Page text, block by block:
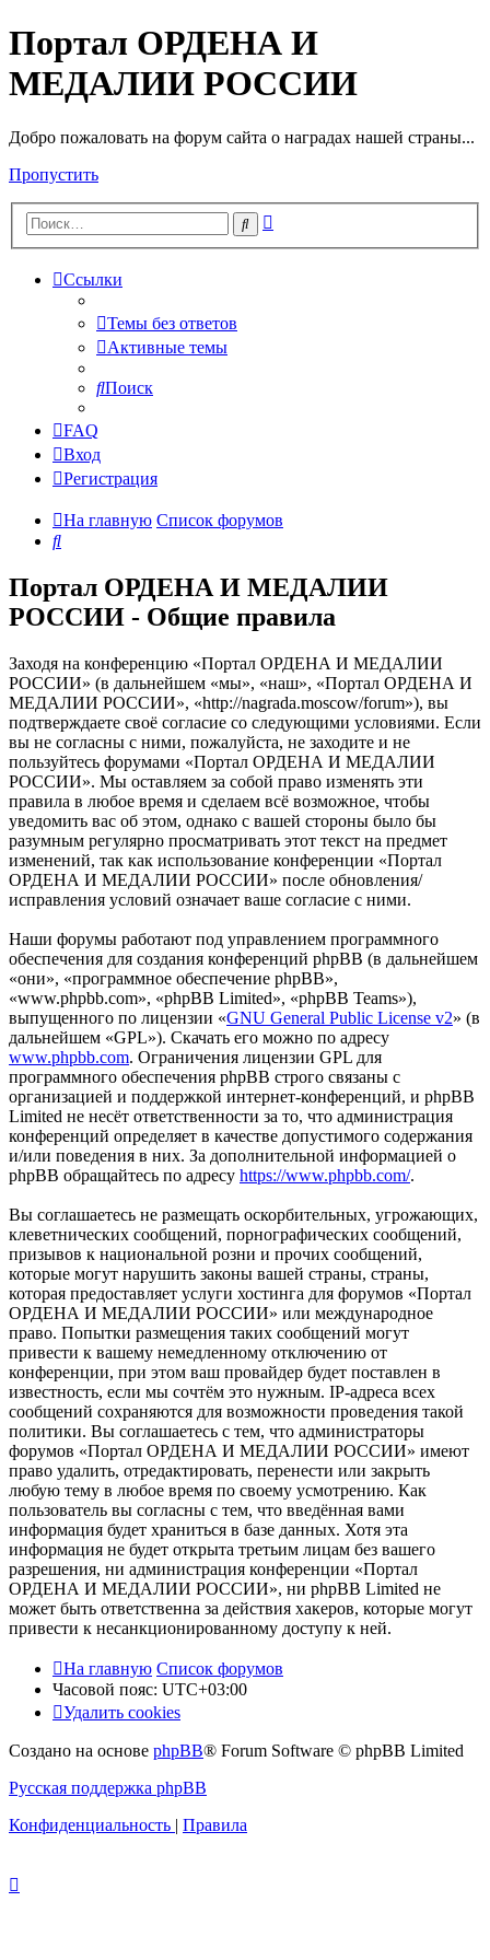
Портал ОРДЕНА И
МЕДАЛИИ РОССИИ
Добро пожаловать на форум сайта о наградах нашей страны...
Пропустить
Поиск
Ссылки
Темы без ответов
Активные темы
Поиск
FAQ
Вход
Регистрация
На главную Список форумов
Поиск
Портал ОРДЕНА И МЕДАЛИИ
РОССИИ - Общие правила
Заходя на конференцию «Портал ОРДЕНА И МЕДАЛИИ
РОССИИ» (в дальнейшем «мы», «наш», «Портал ОРДЕНА И
МЕДАЛИИ РОССИИ», «http://nagrada.moscow/forum»), вы
подтверждаете своё согласие со следующими условиями. Если
вы не согласны с ними, пожалуйста, не заходите и не
пользуйтесь форумами «Портал ОРДЕНА И МЕДАЛИИ
РОССИИ». Мы оставляем за собой право изменять эти
правила в любое время и сделаем всё возможное, чтобы
уведомить вас об этом, однако с вашей стороны было бы
разумным регулярно просматривать этот текст на предмет
изменений, так как использование конференции «Портал
ОРДЕНА И МЕДАЛИИ РОССИИ» после обновления/
исправления условий означает ваше согласие с ними.
Наши форумы работают под управлением программного
обеспечения для создания конференций phpBB (в дальнейшем
«они», «программное обеспечение phpBB»,
«www.phpbb.com», «phpBB Limited», «phpBB Teams»),
выпущенного по лицензии «GNU General Public License v2» (в
дальнейшем «GPL»). Скачать его можно по адресу
www.phpbb.com. Ограничения лицензии GPL для
программного обеспечения phpBB строго связаны с
организацией и поддержкой интернет-конференций, и phpBB
Limited не несёт ответственности за то, что администрация
конференций определяет в качестве допустимого содержания
и/или поведения в них. За дополнительной информацией о
phpBB обращайтесь по адресу https://www.phpbb.com/.
Вы соглашаетесь не размещать оскорбительных, угрожающих,
клеветнических сообщений, порнографических сообщений,
призывов к национальной розни и прочих сообщений,
которые могут нарушить законы вашей страны, страны,
которая предоставляет услуги хостинга для форумов «Портал
ОРДЕНА И МЕДАЛИИ РОССИИ» или международное
право. Попытки размещения таких сообщений могут
привести к вашему немедленному отключению от
конференции, при этом ваш провайдер будет поставлен в
известность, если мы сочтём это нужным. IP-адреса всех
сообщений сохраняются для возможности проведения такой
политики. Вы соглашаетесь с тем, что администраторы
форумов «Портал ОРДЕНА И МЕДАЛИИ РОССИИ» имеют
право удалить, отредактировать, перенести или закрыть
любую тему в любое время по своему усмотрению. Как
пользователь вы согласны с тем, что введённая вами
информация будет храниться в базе данных. Хотя эта
информация не будет открыта третьим лицам без вашего
разрешения, ни администрация конференции «Портал
ОРДЕНА И МЕДАЛИИ РОССИИ», ни phpBB Limited не
может быть ответственна за действия хакеров, которые могут
привести к несанкционированному доступу к ней.
На главную Список форумов
Часовой пояс: UTC+03:00
Удалить cookies
Создано на основе phpBB® Forum Software © phpBB Limited
Русская поддержка phpBB
Конфиденциальность | Правила